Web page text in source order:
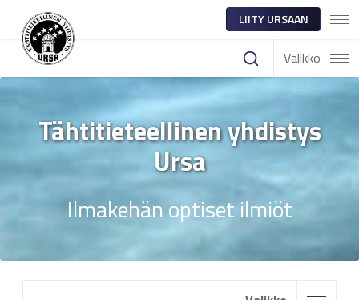
LIITY URSAAN
Valikko
Tähtitieteellinen yhdistys
Ursa
Ilmakehän optiset ilmiöt